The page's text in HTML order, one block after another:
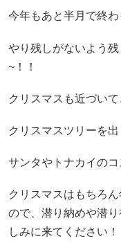
今年もあと半月で終わ
やり残しがないよう
~！！
クリスマスも近づいて
クリスマスツリーを
サンタやトナカイの
クリスマスはもちろ
ので、潜り納めや潜
しみに来てください！